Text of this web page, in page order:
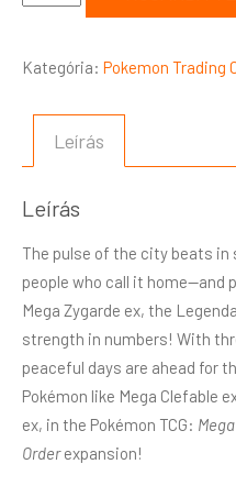
Kategória: Pokemon Trading
Leírás
Leírás
The pulse of the city beats in
people who call it home—and
Mega Zygarde ex, the
strength in numbers! With
peaceful days are ahead for
Pokémon like Mega Clefable
ex, in the Pokémon TCG:
Orderexpansion!